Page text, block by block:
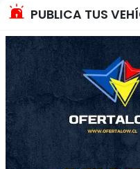
PUBLICA TUS
Otros
34